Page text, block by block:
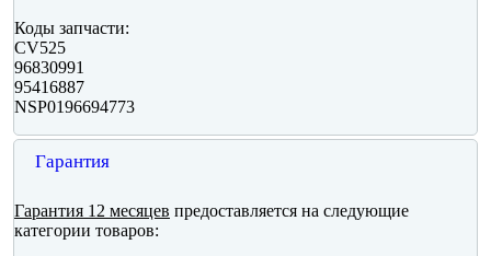
Коды запчасти:
CV525
96830991
95416887
NSP0196694773
Гарантия
Гарантия 12 месяцев предоставляется на следующие
категории товаров: